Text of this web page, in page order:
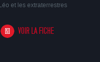
Léo et les extraterrestres
VOIR LA FICHE